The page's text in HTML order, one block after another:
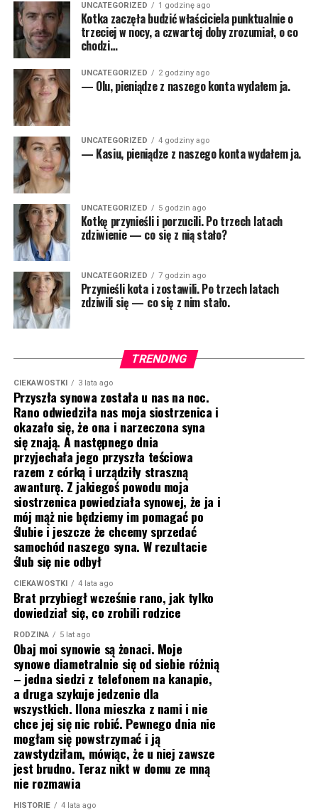
UNCATEGORIZED 1 godzinę ago
Kotka zaczęła budzić właściciela punktualnie o
trzeciej w nocy, a czwartej doby zrozumiał, o co
chodzi…
UNCATEGORIZED 2 godziny ago
— Olu, pieniądze z naszego konta wydałem ja.
UNCATEGORIZED 4 godziny ago
— Kasiu, pieniądze z naszego konta wydałem ja.
UNCATEGORIZED 5 godzin ago
Kotkę przynieśli i porzucili. Po trzech latach
zdziwienie — co się z nią stało?
UNCATEGORIZED 7 godzin ago
Przynieśli kota i zostawili. Po trzech latach
zdziwili się — co się z nim stało.
TRENDING
CIEKAWOSTKI 3 lata ago
Przyszła synowa została u nas na noc.
Rano odwiedziła nas moja siostrzenica i
okazało się, że ona i narzeczona syna
się znają. A następnego dnia
przyjechała jego przyszła teściowa
razem z córką i urządziły straszną
awanturę. Z jakiegoś powodu moja
siostrzenica powiedziała synowej, że ja i
mój mąż nie będziemy im pomagać po
ślubie i jeszcze że chcemy sprzedać
samochód naszego syna. W rezultacie
ślub się nie odbył
CIEKAWOSTKI 4 lata ago
Brat przybiegł wcześnie rano, jak tylko
dowiedział się, co zrobili rodzice
RODZINA 5 lat ago
Obaj moi synowie są żonaci. Moje
synowe diametralnie się od siebie różnią
– jedna siedzi z telefonem na kanapie,
a druga szykuje jedzenie dla
wszystkich. Ilona mieszka z nami i nie
chce jej się nic robić. Pewnego dnia nie
mogłam się powstrzymać i ją
zawstydziłam, mówiąc, że u niej zawsze
jest brudno. Teraz nikt w domu ze mną
nie rozmawia
HISTORIE 4 lata ago